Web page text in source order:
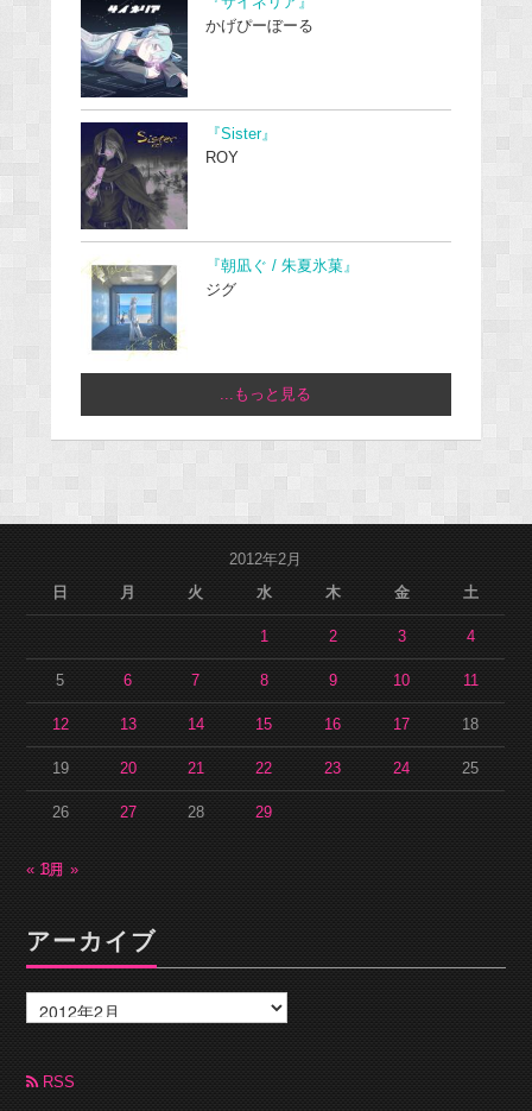
かげぴーぼーる
『Sister』
ROY
『朝凪ぐ / 朱夏氷菓』
ジグ
...もっと見る
2012年2月
日
月 火 水 木 金 土
1 2 3 4
5 6 7 8 9 10 11
12 13 14 15 16 17 18
19 20 21 22 23 24 25
26 27 28 29
« 1月3月 »
アーカイブ
ー
カ
ブ RSS